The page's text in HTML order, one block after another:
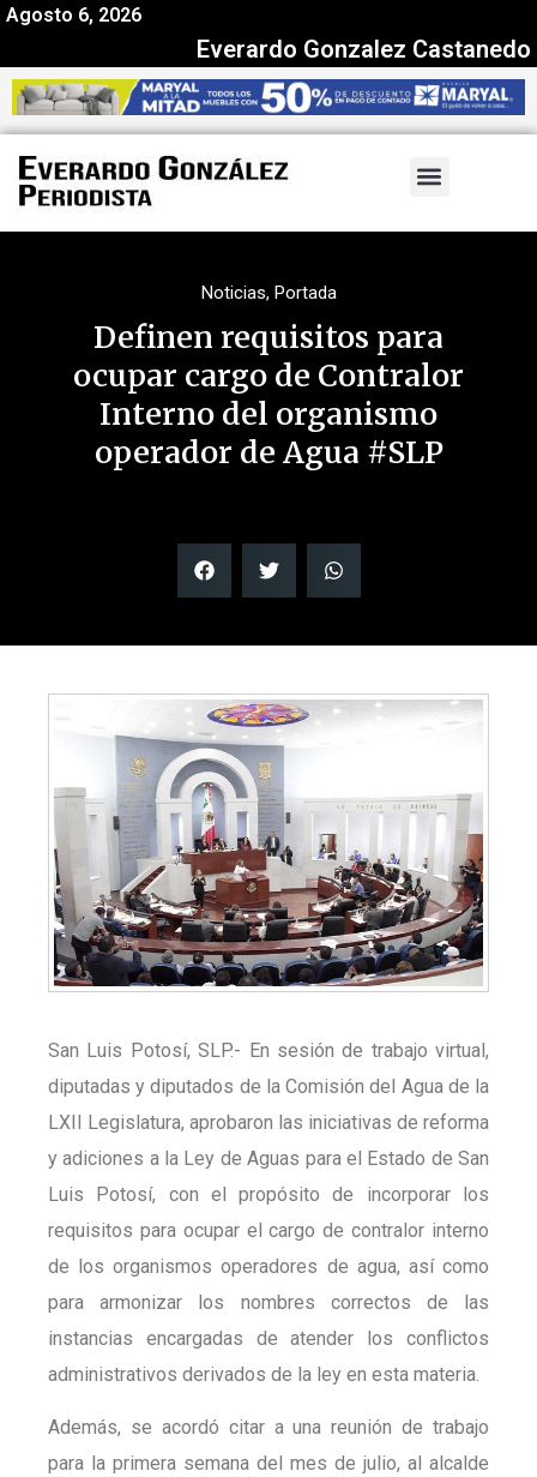
Agosto 6, 2026
Everardo Gonzalez Castanedo
Noticias, Portada
Definen requisitos para
ocupar cargo de Contralor
Interno del organismo
operador de Agua #SLP
San Luis Potosí, SLP.- En sesión de trabajo virtual,
diputadas y diputados de la Comisión del Agua de la
LXII Legislatura, aprobaron las iniciativas de reforma
y adiciones a la Ley de Aguas para el Estado de San
Luis Potosí, con el propósito de incorporar los
requisitos para ocupar el cargo de contralor interno
de los organismos operadores de agua, así como
para armonizar los nombres correctos de las
instancias encargadas de atender los conflictos
administrativos derivados de la ley en esta materia.
Además, se acordó citar a una reunión de trabajo
para la primera semana del mes de julio, al alcalde